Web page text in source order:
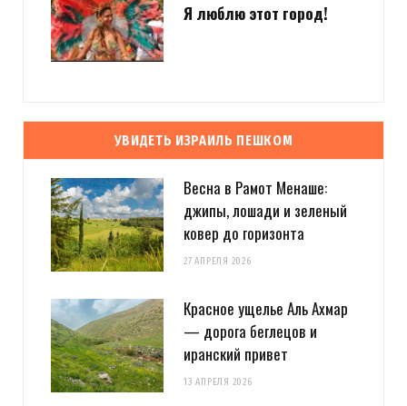
Я люблю этот город!
УВИДЕТЬ ИЗРАИЛЬ ПЕШКОМ
Весна в Рамот Менаше:
джипы, лошади и зеленый
ковер до горизонта
27 АПРЕЛЯ 2026
Красное ущелье Аль Ахмар
— дорога беглецов и
иранский привет
13 АПРЕЛЯ 2026